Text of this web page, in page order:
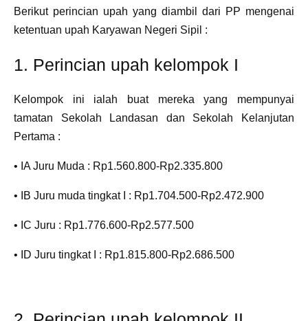
Berikut perincian upah yang diambil dari PP mengenai
ketentuan upah Karyawan Negeri Sipil :
1. Perincian upah kelompok I
Kelompok ini ialah buat mereka yang mempunyai
tamatan Sekolah Landasan dan Sekolah Kelanjutan
Pertama :
• IA Juru Muda : Rp1.560.800-Rp2.335.800
• IB Juru muda tingkat I : Rp1.704.500-Rp2.472.900
• IC Juru : Rp1.776.600-Rp2.577.500
• ID Juru tingkat I : Rp1.815.800-Rp2.686.500